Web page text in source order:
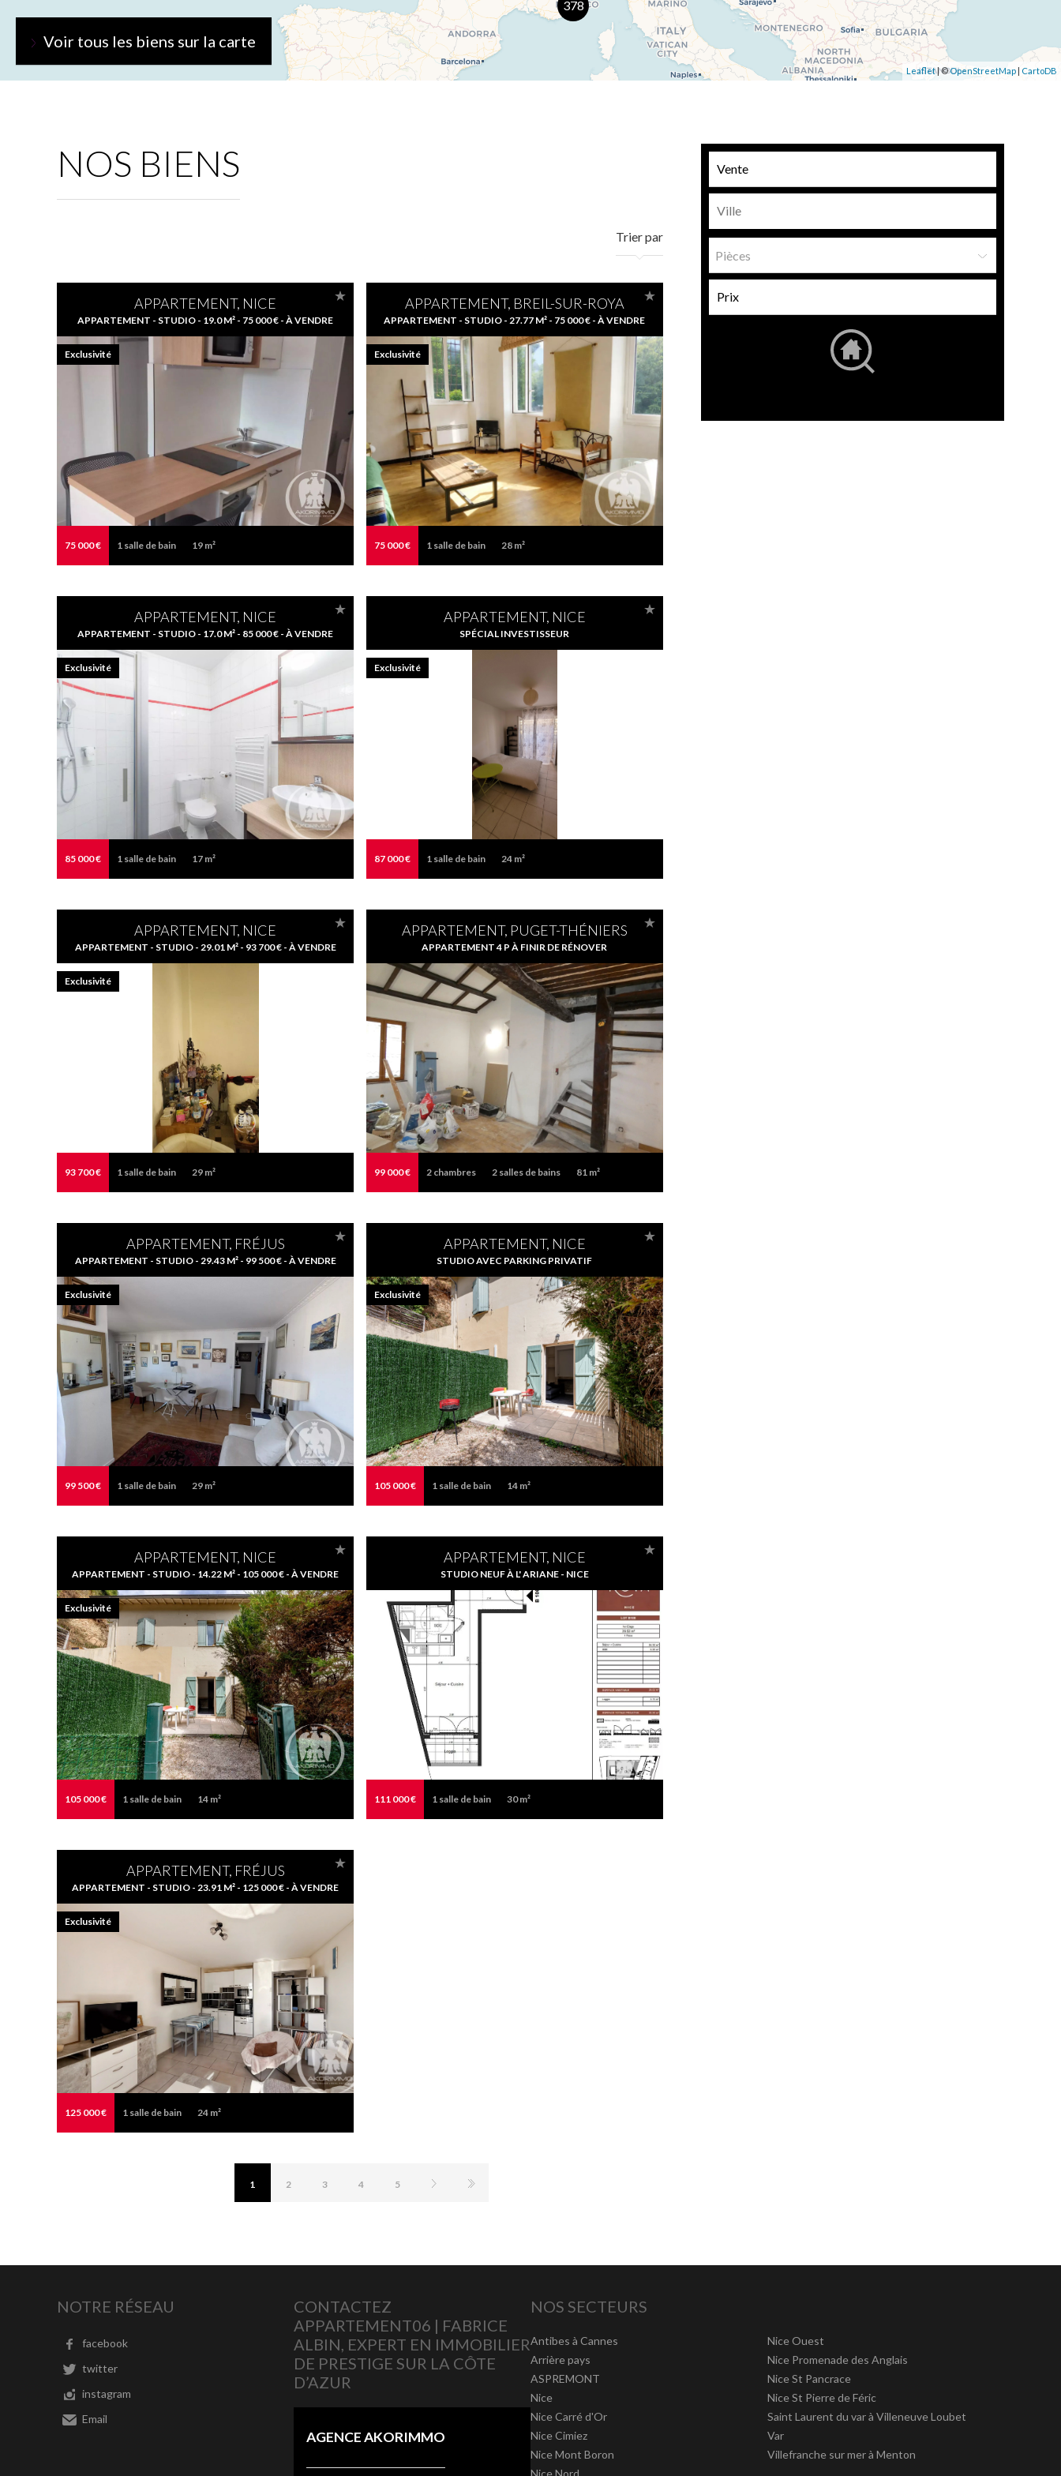
378
Leaflet| ©OpenStreetMap| CartoDB
Voir tous les biens sur la carte
NOS BIENS
Trier par
APPARTEMENT, NICE
APPARTEMENT - STUDIO - 19.0 M² - 75 000 € - À VENDRE
75 000 € 1 salle de bain 19 m²
Exclusivité
APPARTEMENT, BREIL-SUR-ROYA
APPARTEMENT - STUDIO - 27.77 M² - 75 000 € - À VENDRE
75 000 € 1 salle de bain 28 m²
Exclusivité
APPARTEMENT, NICE
APPARTEMENT - STUDIO - 17.0 M² - 85 000 € - À VENDRE
85 000 € 1 salle de bain 17 m²
Exclusivité
APPARTEMENT, NICE
SPÉCIAL INVESTISSEUR
87 000 € 1 salle de bain 24 m²
Exclusivité
APPARTEMENT, NICE
APPARTEMENT - STUDIO - 29.01 M² - 93 700 € - À VENDRE
93 700 € 1 salle de bain 29 m²
Exclusivité
APPARTEMENT, PUGET-THÉNIERS
APPARTEMENT 4 P À FINIR DE RÉNOVER
99 000 € 2 chambres 2 salles de bains 81 m²
APPARTEMENT, FRÉJUS
APPARTEMENT - STUDIO - 29.43 M² - 99 500 € - À VENDRE
99 500 € 1 salle de bain 29 m²
Exclusivité
APPARTEMENT, NICE
STUDIO AVEC PARKING PRIVATIF
105 000 € 1 salle de bain 14 m²
Exclusivité
APPARTEMENT, NICE
APPARTEMENT - STUDIO - 14.22 M² - 105 000 € - À VENDRE
105 000 € 1 salle de bain 14 m²
Exclusivité
APPARTEMENT, NICE
STUDIO NEUF À L' ARIANE - NICE
111 000 € 1 salle de bain 30 m²
APPARTEMENT, FRÉJUS
APPARTEMENT - STUDIO - 23.91 M² - 125 000 € - À VENDRE
125 000 € 1 salle de bain 24 m²
Exclusivité
1 2 3 4 5
Pièces
NOTRE RÉSEAU
facebook
twitter
instagram
Email
CONTACTEZ
APPARTEMENT06 | FABRICE
ALBIN, EXPERT EN IMMOBILIER
DE PRESTIGE SUR LA CÔTE
D’AZUR
AGENCE AKORIMMO
NOS SECTEURS
Antibes à Cannes
Arrière pays
ASPREMONT
Nice
Nice Carré d'Or
Nice Cimiez
Nice Mont Boron
Nice Nord
Nice Ouest
Nice Promenade des Anglais
Nice St Pancrace
Nice St Pierre de Féric
Saint Laurent du var à Villeneuve Loubet
Var
Villefranche sur mer à Menton